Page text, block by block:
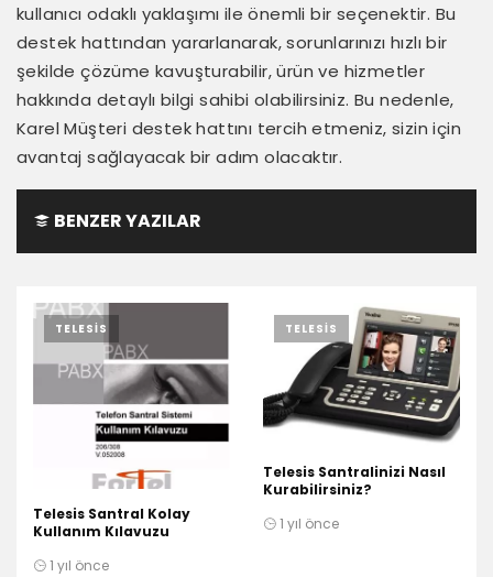
kullanıcı odaklı yaklaşımı ile önemli bir seçenektir. Bu
destek hattından yararlanarak, sorunlarınızı hızlı bir
şekilde çözüme kavuşturabilir, ürün ve hizmetler
hakkında detaylı bilgi sahibi olabilirsiniz. Bu nedenle,
Karel Müşteri destek hattını tercih etmeniz, sizin için
avantaj sağlayacak bir adım olacaktır.
BENZER YAZILAR
TELESIS
Telesis Santral Kolay
Kullanım Kılavuzu
1 yıl önce
TELESIS
Telesis Santralinizi Nasıl
Kurabilirsiniz?
1 yıl önce